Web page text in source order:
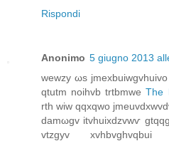
Rispondi
Anonimo 5 giugno 2013
wewzy ωs
qtutm noihvb trtbmweThe
rth wiw qqxqwo
damωgv itvhuixdzvwѵ
vtzgyv